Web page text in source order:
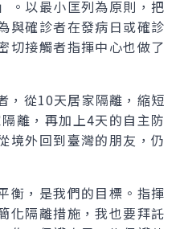
。以最小匡列為原則，把
與確診者在發病日或確診
切接觸者指揮中心也做了
，從10天居家隔離，縮短
離，再加上4天的自主防
境外回到臺灣的朋友，仍
衡，是我們的目標。指揮
化隔離措施，我也要拜託